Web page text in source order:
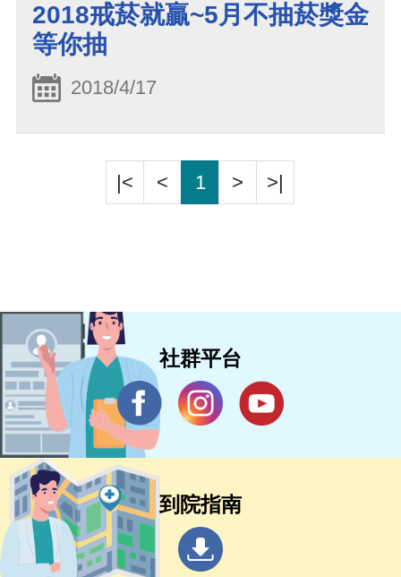
2018戒菸就贏~5月不抽菸獎金
等你抽
2018/4/17
|< < 1 > >|
社群平台
到院指南